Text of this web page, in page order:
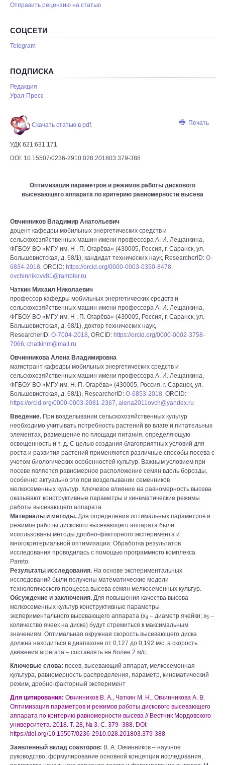
Отправить рецензию на статью
СОЦСЕТИ
Telegram
ПОДПИСКА
Редакция
Урал-Пресс
Печать
Скачать статью в pdf.
УДК 621:631.171
DOI: 10.15507/0236-2910.028.201803.379-388
Оптимизация параметров и режимов работы дискового
высевающего аппарата по критерию равномерности высева
Овчинников Владимир Анатольевич
доцент кафедры мобильных энергетических средств и
сельскохозяйственных машин имени профессора А. И. Лещанкина,
ФГБОУ ВО «МГУ им. Н . П. Огарёва» (430005, Россия, г. Саранск, ул.
Большевистская, д. 68/1), кандидат технических наук, ResearcherID: O-
6834-2018, ORCID: https://orcid.org/0000-0003-0350-8478,
ovchinnikovv81@rambler.ru
Чаткин Михаил Николаевич
профессор кафедры мобильных энергетических средств и
сельскохозяйственных машин имени профессора А. И. Лещанкина,
ФГБОУ ВО «МГУ им. Н . П. Огарёва» (430005, Россия, г. Саранск, ул.
Большевистская, д. 68/1), доктор технических наук,
ResearcherID: О-7004-2018, ORCID: https://orcid.org/0000-0002-3758-
7066, chatkinm@mail.ru
Овчинникова Алена Владимировна
магистрант кафедры мобильных энергетических средств и
сельскохозяйственных машин имени профессора А. И. Лещанкина,
ФГБОУ ВО «МГУ им. Н. П. Огарёва» (430005, Россия, г. Саранск, ул.
Большевистская, д. 68/1), ResearcherID: O-6853-2018, ORCID:
https://orcid.org/0000-0003-2081-2367, alena2011ovch@yandex.ru
Введение. При возделывании сельскохозяйственных культур
необходимо учитывать потребность растений во влаге и питательных
элементах, размещение по площади питания, определяющую
освещенность и т. д. С целью создания благоприятных условий для
роста и развития растений применяются различные способы посева с
учетом биологических особенностей культур. Важным условием при
посеве является равномерное расположение семян вдоль борозды,
особенно актуально это при возделывании семенников
мелкосеменных культур. Ключевое влияние на равномерность высева
оказывают конструктивные параметры и кинематические режимы
работы высевающего аппарата.
Материалы и методы. Для определения оптимальных параметров и
режимов работы дискового высевающего аппарата были
использованы методы дробно-факторного эксперимента и
многокритериальной оптимизации. Обработка результатов
исследования проводилась с помощью программного комплекса
Pareto.
Результаты исследования. На основе экспериментальных
исследований были получены математические модели
технологического процесса высева семян мелкосеменных культур.
Обсуждение и заключения. Для повышения качества высева
мелкосеменных культур конструктивные параметры
экспериментального высевающего аппарата (х4 – диаметр ячейки; х5 –
количество ячеек на диске) будут стремиться к максимальным
значениям. Оптимальная окружная скорость высевающего диска
должна находиться в диапазоне от 0,127 до 0,192 м/с, а скорость
движения агрегата – составлять не более 2 м/с.
Ключевые слова: посев, высевающий аппарат, мелкосеменная
культура, равномерность распределения, параметр, кинематический
режим, дробно-факторный эксперимент
Для цитирования: Овчинников В. А., Чаткин М. Н., Овчинникова А. В.
Оптимизация параметров и режимов работы дискового высевающего
аппарата по критерию равномерности высева // Вестник Мордовского
университета. 2018. Т. 28, № 3. С. 379–388. DOI:
https://doi.org/10.15507/0236-2910.028.201803.379-388
Заявленный вклад соавторов: В. А. Овчинников – научное
руководство, формулирование основной концепции исследования,